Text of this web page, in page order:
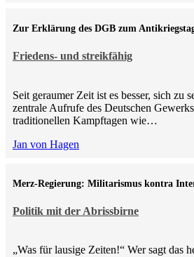
Friedens- und streikfähig
Zur Erklärung des DGB zum
Seit geraumer Zeit ist es besser, sich zu
zentrale Aufrufe des Deutschen
traditionellen Kampftagen wie…
Jan von Hagen
Politik mit der Abrissbirne
Merz-Regierung: Militarismus kontra
„Was für lausige Zeiten!“ Wer sagt das